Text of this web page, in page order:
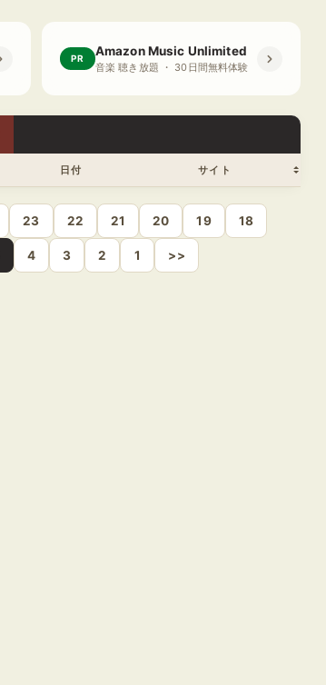
PR Amazon Music Unlimited
音楽 聴き放題 ・ 30日間無料体験
日付 サイト
23 22 21 20 19 18
4 3 2 1 >>